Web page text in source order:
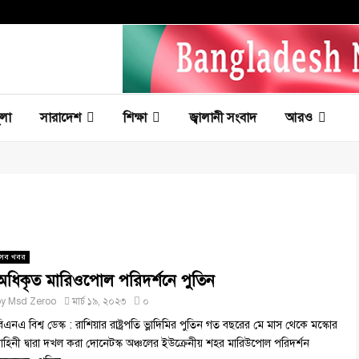
সারাদেশ শিক্ষা জ্বালানী সংবাদ আরও
সব খবর
মারিওপোল পরিদর্শনে পুতিন
Msd Zeroo মার্চ ১৯, ২০২৩ ০
বিশ্ব ডেস্ক : রাশিয়ার রাষ্ট্রপতি ভ্লাদিমির পুতিন গত বছরের মে মাস থেকে মস্কোর
দ্বারা দখল করা দোনেটস্ক অঞ্চলের ইউক্রেনীয় শহর মারিউপোল পরিদর্শন